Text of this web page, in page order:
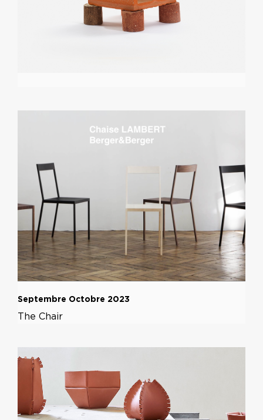
Septembre Octobre 2023
The Chair